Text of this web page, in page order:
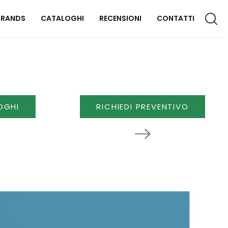
CATALOGHI RECENSIONI CONTATTI
RICHIEDI PREVENTIVO